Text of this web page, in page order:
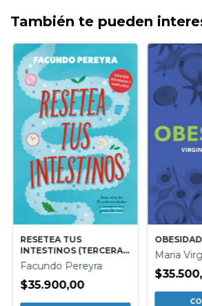
También te pueden
RESETEA TUS
INTESTINOS (TERCERA
EDICION)
Facundo Pereyra
$35.900,00
OBESIDAD
Maria